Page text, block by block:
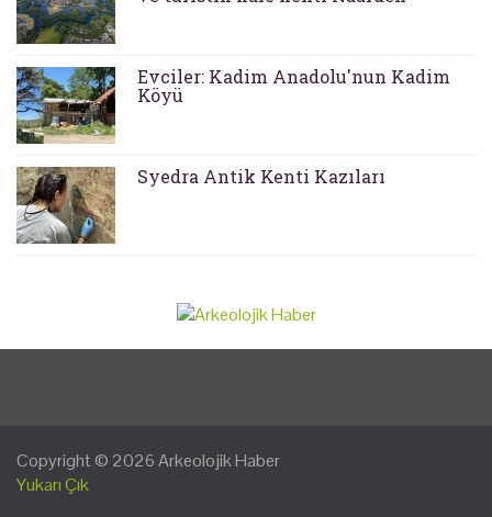
Evciler: Kadim Anadolu'nun Kadim
Köyü
Syedra Antik Kenti Kazıları
Copyright © 2026Arkeolojik Haber
Yukarı Çık